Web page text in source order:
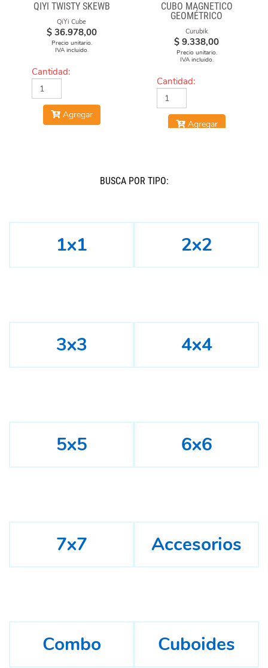
QIYI TWISTY SKEWB
QiYi Cube
$ 36.978,00
Precio unitario.
IVA incluido.
Cantidad:
Agregar
CUBO MAGNÉTICO
GEOMÉTRICO
Curubik
$ 9.338,00
Precio unitario.
IVA incluido.
Cantidad:
Agregar
BUSCÁ POR TIPO:
1x1 2x2
3x3 4x4
5x5 6x6
7x7 Accesorios
Combo Cuboides